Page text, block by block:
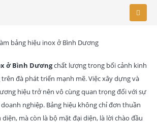
ở Bình Dươngchất lượng trong bối cảnh kinh
đà phát triển mạnh mẽ. Việc xây dựng và
hiệu trở nên vô cùng quan trọng đối với sự
nghiệp. Bảng hiệu không chỉ đơn thuần
mà còn là bộ mặt đại diện, là lời chào đầu